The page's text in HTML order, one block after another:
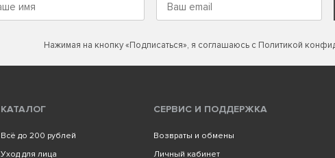
Нажимая на кнопку «Подписаться», я соглашаюсь с Политикой
КАТАЛОГ
Всё до 200 рублей
Уход для лица
СЕРВИС И ПОДДЕРЖКА
Возвраты и обмены
Личный кабинет